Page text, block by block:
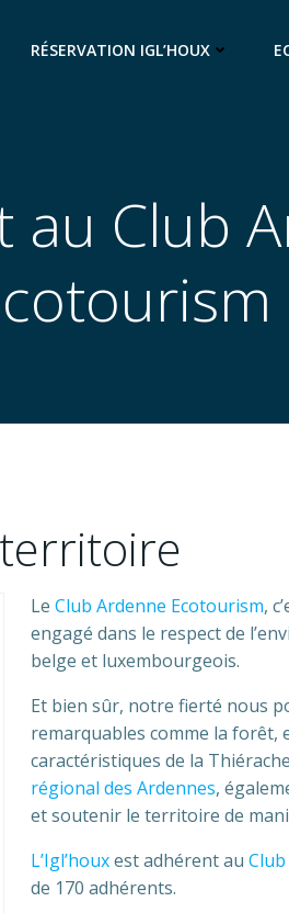
RÉSERVATION IGL’HOUX
au Club
Le Club Ardenne Ecotourism,
engagé dans le respect de
belge et luxembourgeois.
Et bien sûr, notre fierté nous
remarquables comme la forêt,
caractéristiques de la
régional des Ardennes,
et soutenir le territoire de
L’Igl’houxest adhérent au
de 170 adhérents.